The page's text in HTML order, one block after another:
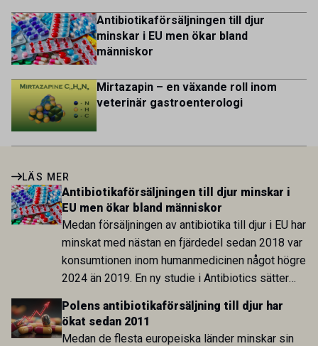
Antibiotikaförsäljningen till djur
minskar i EU men ökar bland
människor
Mirtazapin – en växande roll inom
veterinär gastroenterologi
LÄS MER
Antibiotikaförsäljningen till djur minskar i
EU men ökar bland människor
Medan försäljningen av antibiotika till djur i EU har
minskat med nästan en fjärdedel sedan 2018 var
konsumtionen inom humanmedicinen något högre
2024 än 2019. En ny studie i Antibiotics sätter
utvecklingen inom de båda sektorerna sida vid
sida och pekar på en obalans i EU:s One Health-
arbete.
Polens antibiotikaförsäljning till djur har
ökat sedan 2011
Medan de flesta europeiska länder minskar sin